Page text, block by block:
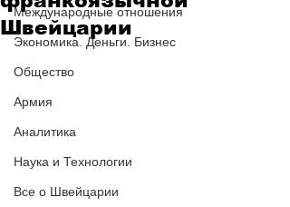
Международные отношения
Экономика. Деньги. Бизнес
Общество
Армия
Аналитика
Наука и Технологии
Все о Швейцарии
Швейцарии